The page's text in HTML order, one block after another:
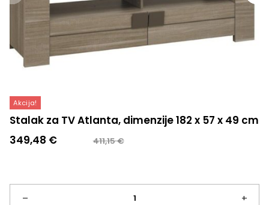
Akcija!
Stalak za TV Atlanta, dimenzije 182 x 57 x 49 cm
411,15€
Izvorna
je:
411,15 €.
349,48 €
Trenutna
349,48 €.
–
Stalak +